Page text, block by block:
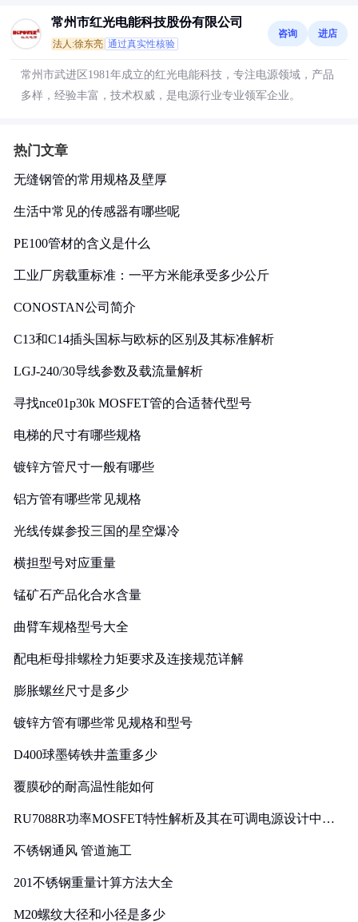
常州市红光电能科技股份有限公司
法人:徐东亮 通过真实性核验
咨询 进店
常州市武进区1981年成立的红光电能科技，专注电源领域，产品
多样，经验丰富，技术权威，是电源行业专业领军企业。
热门文章
无缝钢管的常用规格及壁厚
生活中常见的传感器有哪些呢
PE100管材的含义是什么
工业厂房载重标准：一平方米能承受多少公斤
CONOSTAN公司简介
C13和C14插头国标与欧标的区别及其标准解析
LGJ-240/30导线参数及载流量解析
寻找nce01p30k MOSFET管的合适替代型号
电梯的尺寸有哪些规格
镀锌方管尺寸一般有哪些
铝方管有哪些常见规格
光线传媒参投三国的星空爆冷
横担型号对应重量
锰矿石产品化合水含量
曲臂车规格型号大全
配电柜母排螺栓力矩要求及连接规范详解
膨胀螺丝尺寸是多少
镀锌方管有哪些常见规格和型号
D400球墨铸铁井盖重多少
覆膜砂的耐高温性能如何
RU7088R功率MOSFET特性解析及其在可调电源设计中的
不锈钢通风 管道施工
201不锈钢重量计算方法大全
M20螺纹大径和小径是多少